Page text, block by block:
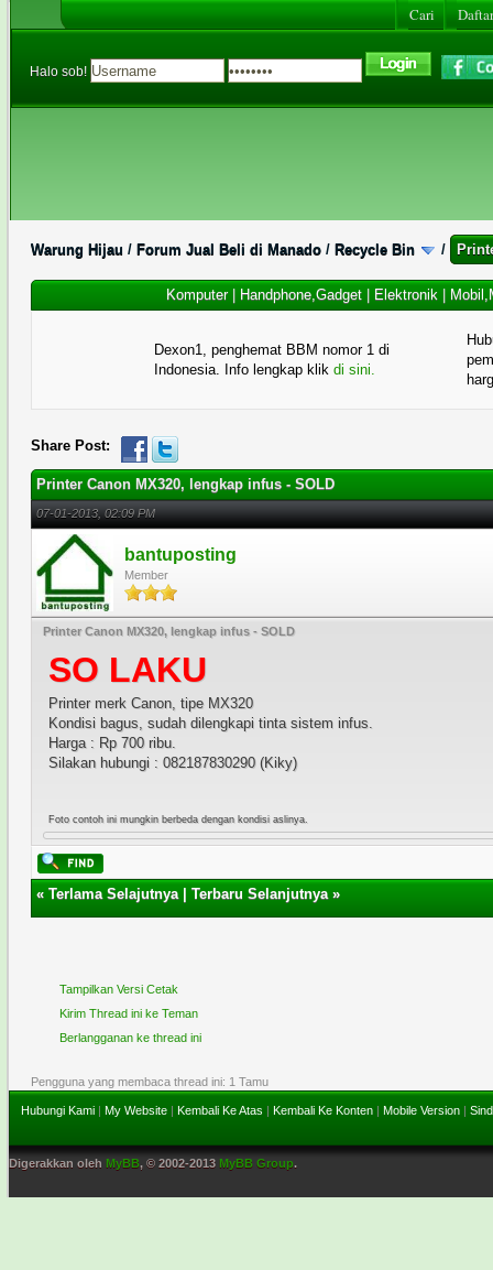
Cari
Halo sob!
Warung Hijau / Forum Jual Beli di Manado / Recycle Bin /
Komputer| Handphone,Gadget| Elektronik|
Dexon1, penghemat BBM nomor 1 di
Indonesia. Info lengkap klik di sini.
Share Post:
Printer Canon MX320, lengkap infus - SOLD
07-01-2013, 02:09 PM
bantuposting
Member
Printer Canon MX320, lengkap infus - SOLD
SO LAKU
Printer merk Canon, tipe MX320
Kondisi bagus, sudah dilengkapi tinta sistem infus.
Harga : Rp 700 ribu.
Silakan hubungi : 082187830290 (Kiky)
Foto contoh ini mungkin berbeda dengan kondisi aslinya.
«Terlama Selajutnya|Terbaru Selanjutnya»
Tampilkan Versi Cetak
Kirim Thread ini ke Teman
Berlangganan ke thread ini
Pengguna yang membaca thread ini: 1 Tamu
Hubungi Kami | My Website | Kembali Ke Atas | Kembali Ke Konten | Mobile Version |
Digerakkan oleh MyBB, © 2002-2013 MyBB Group.